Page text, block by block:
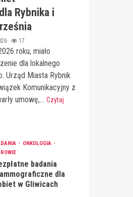
Rybnika i
17
roku, miało
dla lokalnego
Urząd Miasta Rybnik
Komunikacyjny z
umowę,... Czytaj
ONKOLOGIA
badania
dla
w Gliwicach